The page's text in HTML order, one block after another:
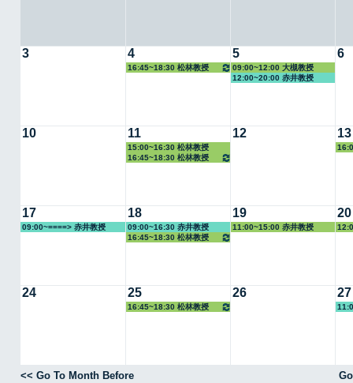
3 4
16:45~18:30 松林教授
5
09:00~12:00 大槻教授
12:00~20:00 赤井教授
6
10 11
15:00~16:30 松林教授
16:45~18:30 松林教授
12 13
17
09:00~====> 赤井教授
18
09:00~16:30 赤井教授
16:45~18:30 松林教授
19
11:00~15:00 赤井教授
20
24 25
16:45~18:30 松林教授
26 27
<< Go To Month Before